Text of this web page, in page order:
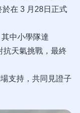
在 3 月28日正式
中小學隊達
抗天氣挑戰，最終
支持，共同見證子